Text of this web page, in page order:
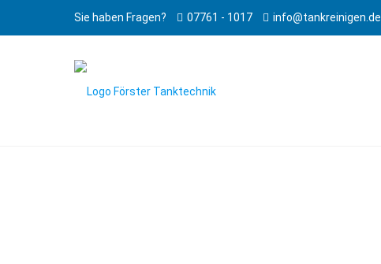
Sie haben Fragen? 07761 - 1017 info@tankreinigen.de